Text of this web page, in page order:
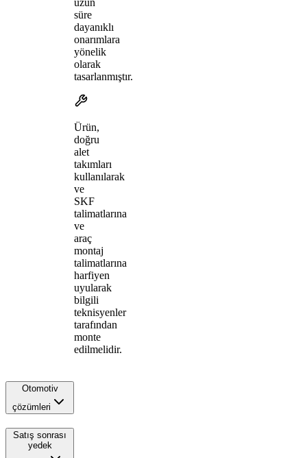
süre
dayanıklı
onarımlara
yönelik
olarak
tasarlanmıştır.
Ürün,
doğru
alet
takımları
kullanılarak
ve
SKF
talimatlarına
ve
araç
montaj
talimatlarına
harfiyen
uyularak
bilgili
teknisyenler
tarafından
monte
edilmelidir.
Otomotiv
çözümleri
Satış sonrası
yedek